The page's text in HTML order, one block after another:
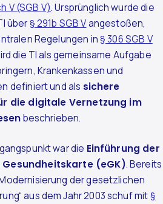
V (SGB V). Ursprünglich wurde die
über§ 291b SGB Vangestoßen,
Regelungen in§ 306 SGB V
die TI als gemeinsame Aufgabe
Krankenkassen und
definiert und als sichere
die digitale Vernetzung im
beschrieben.
war die Einführung der
(eGK). Bereits
der gesetzlichen
aus dem Jahr 2003 schuf mit§